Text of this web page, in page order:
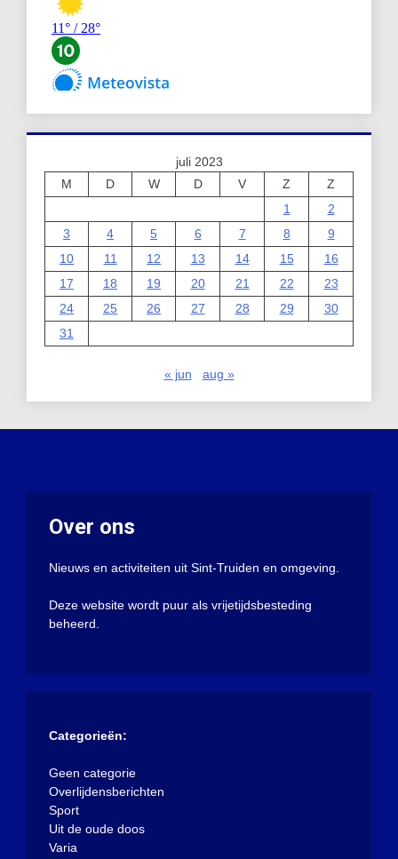
juli 2023
M
D W D V Z
Z
1
2
3
4 5 6 7 8
9
10
11 12 13 14 15
16
17
18 19 20 21 22
23
24
25 26 27 28 29
30
31
« jun aug »
Over ons
Nieuws en activiteiten uit Sint-Truiden en omgeving.
Deze website wordt puur als vrijetijdsbesteding
beheerd.
Categorieën:
Geen categorie
Overlijdensberichten
Sport
Uit de oude doos
Varia